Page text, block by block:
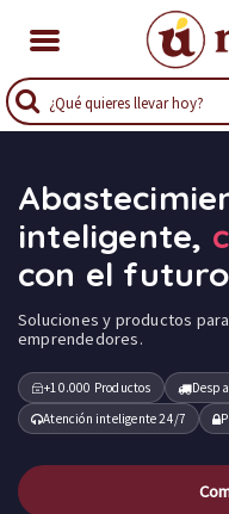
inteligente,
con el futuro
Soluciones y productos
emprendedores.
+10.000 Productos
Atención inteligente 24/7